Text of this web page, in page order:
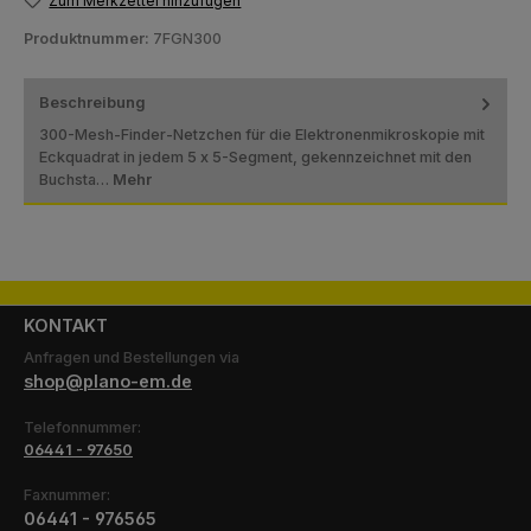
Produktnummer: 7FGN300
Beschreibung
300-Mesh-Finder-Netzchen für die Elektronenmikroskopie mit
Eckquadrat in jedem 5 x 5-Segment, gekennzeichnet mit den
Buchsta… Mehr
KONTAKT
Anfragen und Bestellungen via
shop@plano-em.de
Telefonnummer:
06441 - 97650
Faxnummer:
06441 - 976565